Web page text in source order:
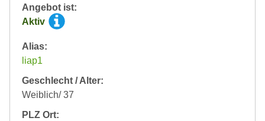
Angebot ist:
Aktiv
Alias:
liap1
Geschlecht / Alter:
Weiblich/ 37
PLZ Ort: